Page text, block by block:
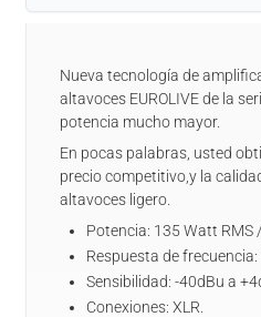
Nueva tecnología de
altavoces EUROLIVE de la
potencia mucho mayor.
En pocas palabras, usted
precio competitivo,y la
altavoces ligero.
Potencia: 135 Watt RMS
Respuesta de frecuencia:
Sensibilidad: -40dBu a
Conexiones: XLR.